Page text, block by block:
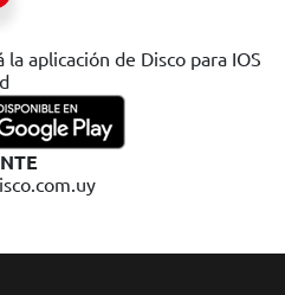
la aplicación de Disco para IOS